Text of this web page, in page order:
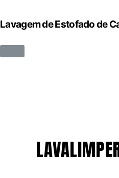
Lavagem de Estofado de